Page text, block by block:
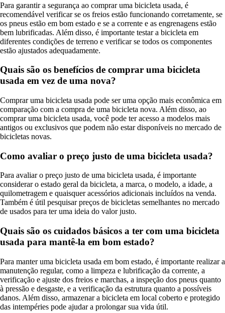
Para garantir a segurança ao comprar uma bicicleta usada, é
recomendável verificar se os freios estão funcionando corretamente, se
os pneus estão em bom estado e se a corrente e as engrenagens estão
bem lubrificadas. Além disso, é importante testar a bicicleta em
diferentes condições de terreno e verificar se todos os componentes
estão ajustados adequadamente.
Quais são os benefícios de comprar uma bicicleta
usada em vez de uma nova?
Comprar uma bicicleta usada pode ser uma opção mais econômica em
comparação com a compra de uma bicicleta nova. Além disso, ao
comprar uma bicicleta usada, você pode ter acesso a modelos mais
antigos ou exclusivos que podem não estar disponíveis no mercado de
bicicletas novas.
Como avaliar o preço justo de uma bicicleta usada?
Para avaliar o preço justo de uma bicicleta usada, é importante
considerar o estado geral da bicicleta, a marca, o modelo, a idade, a
quilometragem e quaisquer acessórios adicionais incluídos na venda.
Também é útil pesquisar preços de bicicletas semelhantes no mercado
de usados para ter uma ideia do valor justo.
Quais são os cuidados básicos a ter com uma bicicleta
usada para mantê-la em bom estado?
Para manter uma bicicleta usada em bom estado, é importante realizar a
manutenção regular, como a limpeza e lubrificação da corrente, a
verificação e ajuste dos freios e marchas, a inspeção dos pneus quanto
à pressão e desgaste, e a verificação da estrutura quanto a possíveis
danos. Além disso, armazenar a bicicleta em local coberto e protegido
das intempéries pode ajudar a prolongar sua vida útil.